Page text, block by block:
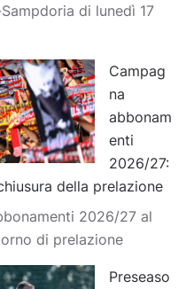
di lunedì 17
Campag
na
abbonam
enti
2026/27:
della prelazione
2026/27 al
di prelazione
Preseaso